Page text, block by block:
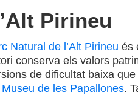
Pirineu
Natural de l’Alt Pirineu és
conserva els valors
de dificultat baixa
Museu de les Papallones.